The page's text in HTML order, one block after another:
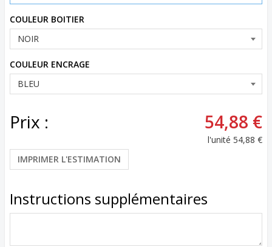
COULEUR BOITIER
COULEUR ENCRAGE
Prix : 54,88 €
l'unité 54,88 €
IMPRIMER L'ESTIMATION
Instructions supplémentaires